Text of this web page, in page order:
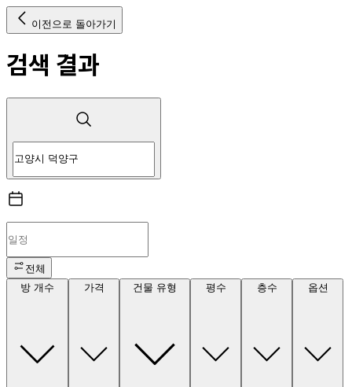
이전으로 돌아가기
검색 결과
전체
방 개수
가격 건물 유형 평수 층수 옵션